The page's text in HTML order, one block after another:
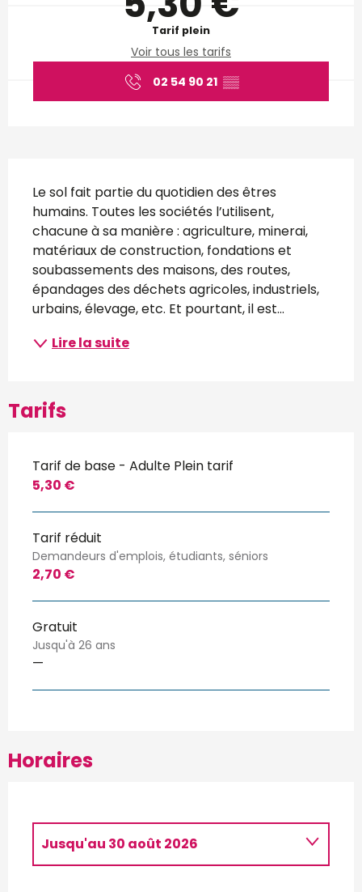
Tarif plein
Voir tous les tarifs
02 54 90 21 ▒▒
Description
Le sol fait partie du quotidien des êtres
humains. Toutes les sociétés l’utilisent,
chacune à sa manière : agriculture, minerai,
matériaux de construction, fondations et
soubassements des maisons, des routes,
épandages des déchets agricoles, industriels,
urbains, élevage, etc. Et pourtant, il est...
Lire la suite
Tarifs
Tarif de base - Adulte Plein tarif
5,30 €
Tarif réduit
Demandeurs d'emplois, étudiants, séniors
2,70 €
Gratuit
Jusqu'à 26 ans
—
Horaires
Jusqu'au 30 août 2026